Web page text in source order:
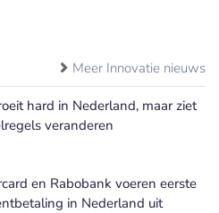
Meer Innovatie nieuws
hard in Nederland, maar ziet
veranderen
en Rabobank voeren eerste
in Nederland uit